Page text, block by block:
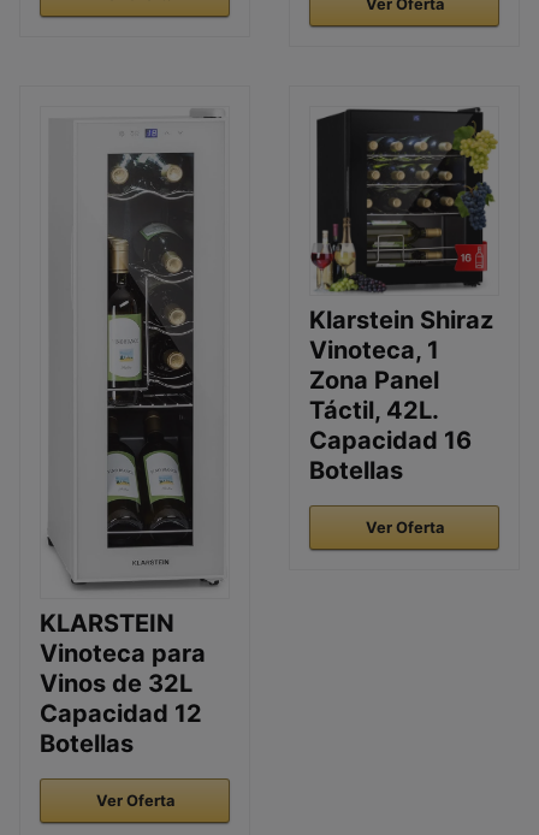
Ver Oferta
KLARSTEIN
Vinoteca para
Vinos de 32L
Capacidad 12
Botellas
Ver Oferta
Klarstein Shiraz
Vinoteca, 1
Zona Panel
Táctil, 42L.
Capacidad 16
Botellas
Ver Oferta